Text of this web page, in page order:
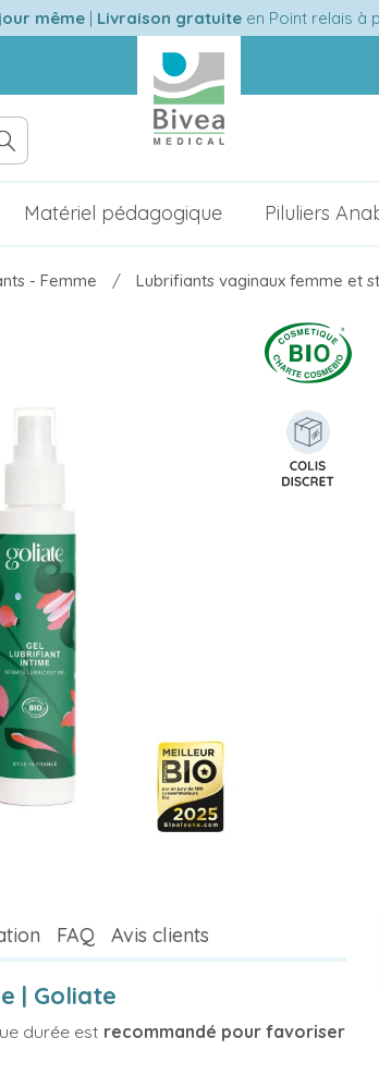
même| Livraison gratuiteen Point relais à
Matériel pédagogique Piluliers
- Femme Lubrifiants vaginaux femme et
FAQ Avis clients
| Goliate
durée est recommandé pour favoriser